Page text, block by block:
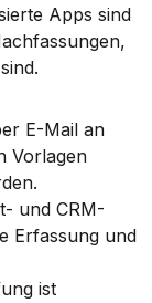
Apps sind
E-Mail an
Vorlagen
und CRM-
Erfassung und
ist